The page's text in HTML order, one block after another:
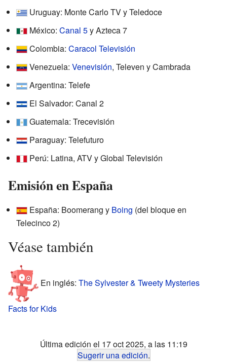
Uruguay: Monte Carlo TV y Teledoce
México: Canal 5y Azteca 7
Colombia: Caracol Televisión
Venezuela: Venevisión, Televen y Cambrada
Argentina: Telefe
El Salvador: Canal 2
Guatemala: Trecevisión
Paraguay: Telefuturo
Perú: Latina, ATV y Global Televisión
Emisión en España
España: Boomerang y Boing (del bloque en
Telecinco 2)
Véase también
En inglés: The Sylvester & Tweety Mysteries
Facts for Kids
Última edición el 17 oct 2025, a las 11:19
Sugerir una edición.